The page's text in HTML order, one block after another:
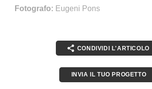
Fotografo: Eugeni Pons
CONDIVIDI L'ARTICOLO
INVIA IL TUO PROGETTO